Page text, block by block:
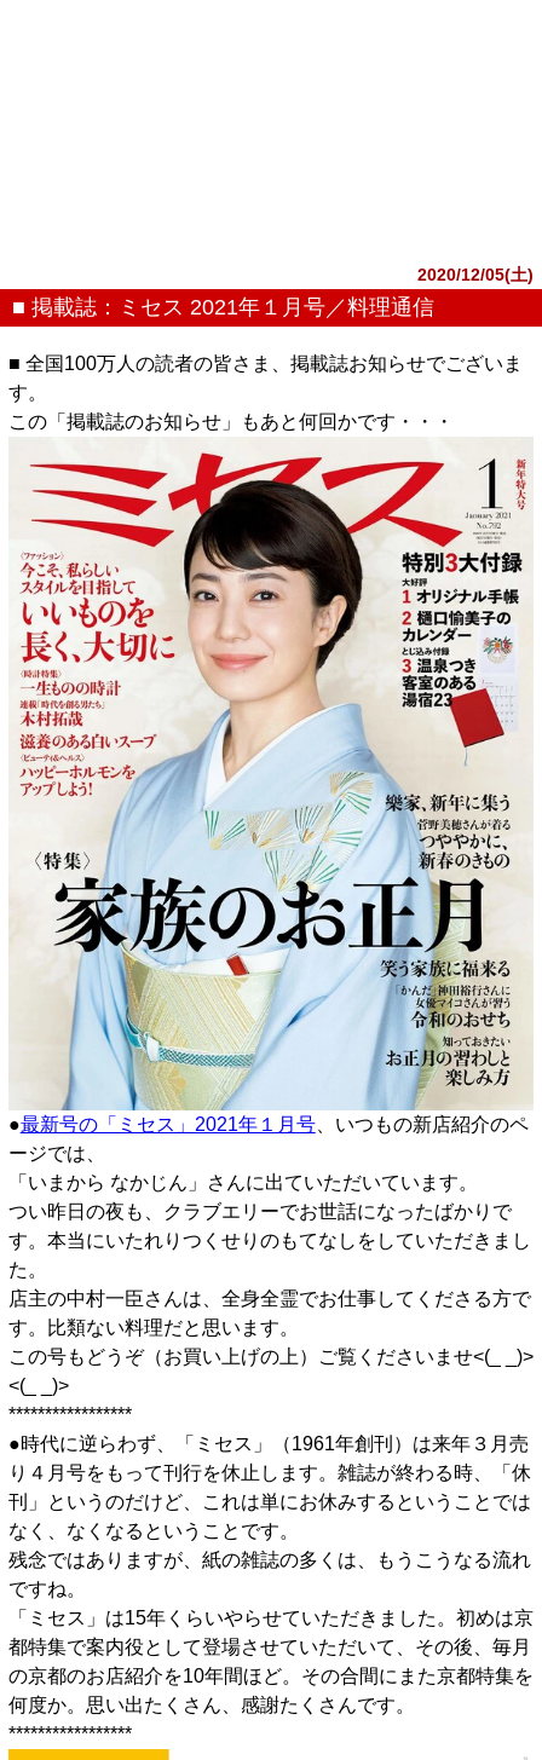
2020/12/05(土)
■ 掲載誌：ミセス 2021年１月号／料理通信
■ 全国100万人の読者の皆さま、掲載誌お知らせでございま
す。
この「掲載誌のお知らせ」もあと何回かです・・・
●最新号の「ミセス」2021年１月号、いつもの新店紹介のペ
ージでは、
「いまから なかじん」さんに出ていただいています。
つい昨日の夜も、クラブエリーでお世話になったばかりで
す。本当にいたれりつくせりのもてなしをしていただきまし
た。
店主の中村一臣さんは、全身全霊でお仕事してくださる方で
す。比類ない料理だと思います。
この号もどうぞ（お買い上げの上）ご覧くださいませ<(_ _)>
<(_ _)>
*****************
●時代に逆らわず、「ミセス」（1961年創刊）は来年３月売
り４月号をもって刊行を休止します。雑誌が終わる時、「休
刊」というのだけど、これは単にお休みするということでは
なく、なくなるということです。
残念ではありますが、紙の雑誌の多くは、もうこうなる流れ
ですね。
「ミセス」は15年くらいやらせていただきました。初めは京
都特集で案内役として登場させていただいて、その後、毎月
の京都のお店紹介を10年間ほど。その合間にまた京都特集を
何度か。思い出たくさん、感謝たくさんです。
*****************